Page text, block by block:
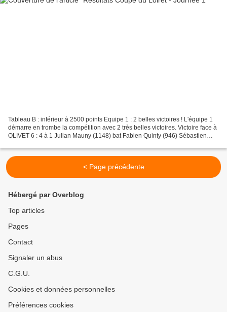
Tableau B : inférieur à 2500 points Equipe 1 : 2 belles victoires ! L'équipe 1
démarre en trombe la compétition avec 2 très belles victoires. Victoire face à
OLIVET 6 : 4 à 1 Julian Mauny (1148) bat Fabien Quinty (946) Sébastien
< Page précédente
Hébergé par Overblog
Top articles
Pages
Contact
Signaler un abus
C.G.U.
Cookies et données personnelles
Préférences cookies